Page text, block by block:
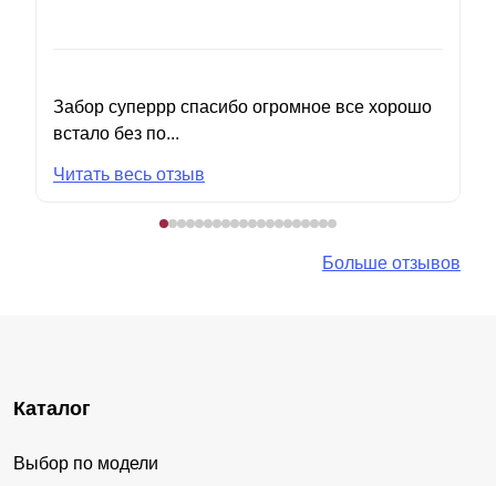
Забор суперрр спасибо огромное все хорошо
встало без по...
Читать весь отзыв
Больше отзывов
Каталог
Выбор по модели